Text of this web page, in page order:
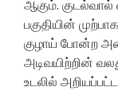
ஆகும். குடல்வால்
பகுதியின்
குழாய் போன்ற
அடிவயிற்றின்
உடலில்